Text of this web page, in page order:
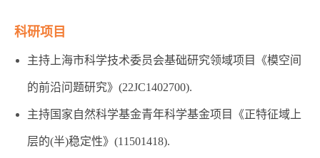
科研项目
主持上海市科学技术委员会基础研究领域项目《模空间
的前沿问题研究》(22JC1402700).
主持国家自然科学基金青年科学基金项目《正特征域上
层的(半)稳定性》(11501418).